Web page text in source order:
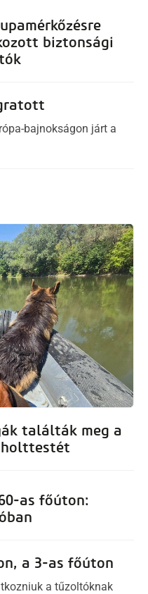
biztonsági
bajnokságon járt a
találták meg a
as főúton:
a 3-as főúton
a tűzoltóknak